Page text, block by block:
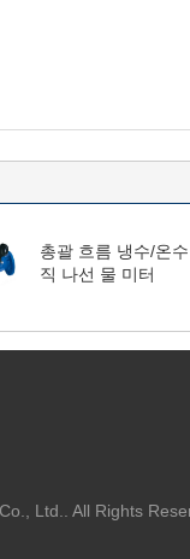
총괄 흐름 냉수/온
직 나선 물 미터
Ltd.. All Rights